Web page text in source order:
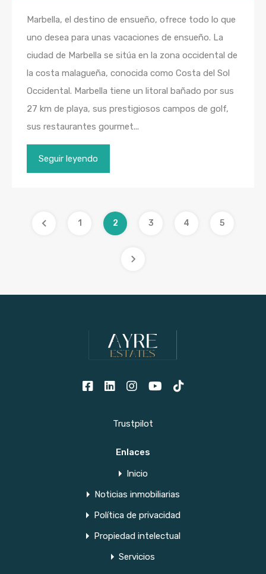
Marbella, el destino de ensueño, ofrece todo lo que
uno desea para unas vacaciones de ensueño. La
ciudad de Marbella se sitúa en la zona occidental de
la costa malagueña, conocida como Costa del Sol
Occidental. Marbella tiene un litoral bañado por sus
27 km de playa, sus prestigiosos campos de golf,
sus restaurantes gourmet...
Seguir leyendo
1 2 3 4 5
Trustpilot
Enlaces
Inicio
Noticias inmobiliarias
Política de privacidad
Propiedad intelectual
Servicios